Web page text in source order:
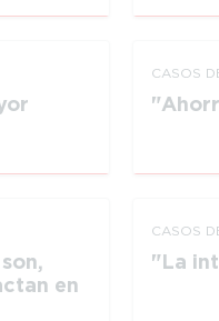
CASOS
en
CASOS
La